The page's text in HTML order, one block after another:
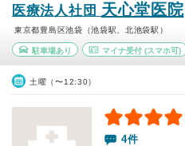
医療法人社団 天心堂医院
東京都豊島区池袋（池袋駅、北池袋駅）
駐車場あり マイナ受付(スマホ可)
土曜（〜12:30）
4件